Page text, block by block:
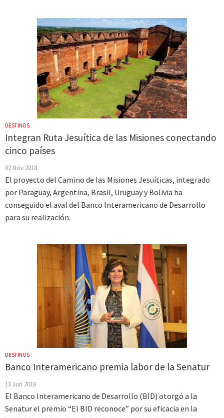
DESTINOS
Integran Ruta Jesuítica de las Misiones conectando
cinco países
02 Nov 2018
El proyecto del Camino de las Misiones Jesuíticas, integrado
por Paraguay, Argentina, Brasil, Uruguay y Bolivia ha
conseguido el aval del Banco Interamericano de Desarrollo
para su realización.
DESTINOS
Banco Interamericano premia labor de la Senatur
13 Jun 2018
El Banco Interamericano de Desarrollo (BID) otorgó a la
Senatur el premio “El BID reconoce” por su eficacia en la